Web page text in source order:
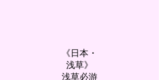
《日本・
浅草》
浅草必游